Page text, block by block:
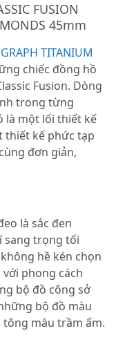
FUSION
45mm
TITANIUM
chiếc đồng hồ
Fusion. Dòng
trong từng
là một lối thiết kế
thiết kế phức tạp
đơn giản,
là sắc đen
sang trọng tối
hề kén chọn
phong cách
bộ đồ công sở
bộ đồ màu
màu trầm ấm.